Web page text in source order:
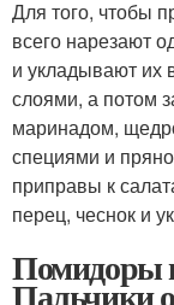
Для того, чтобы
всего нарезают
и укладывают их
слоями, а потом
маринадом,
специями и
приправы к
перец, чеснок и
Помидоры